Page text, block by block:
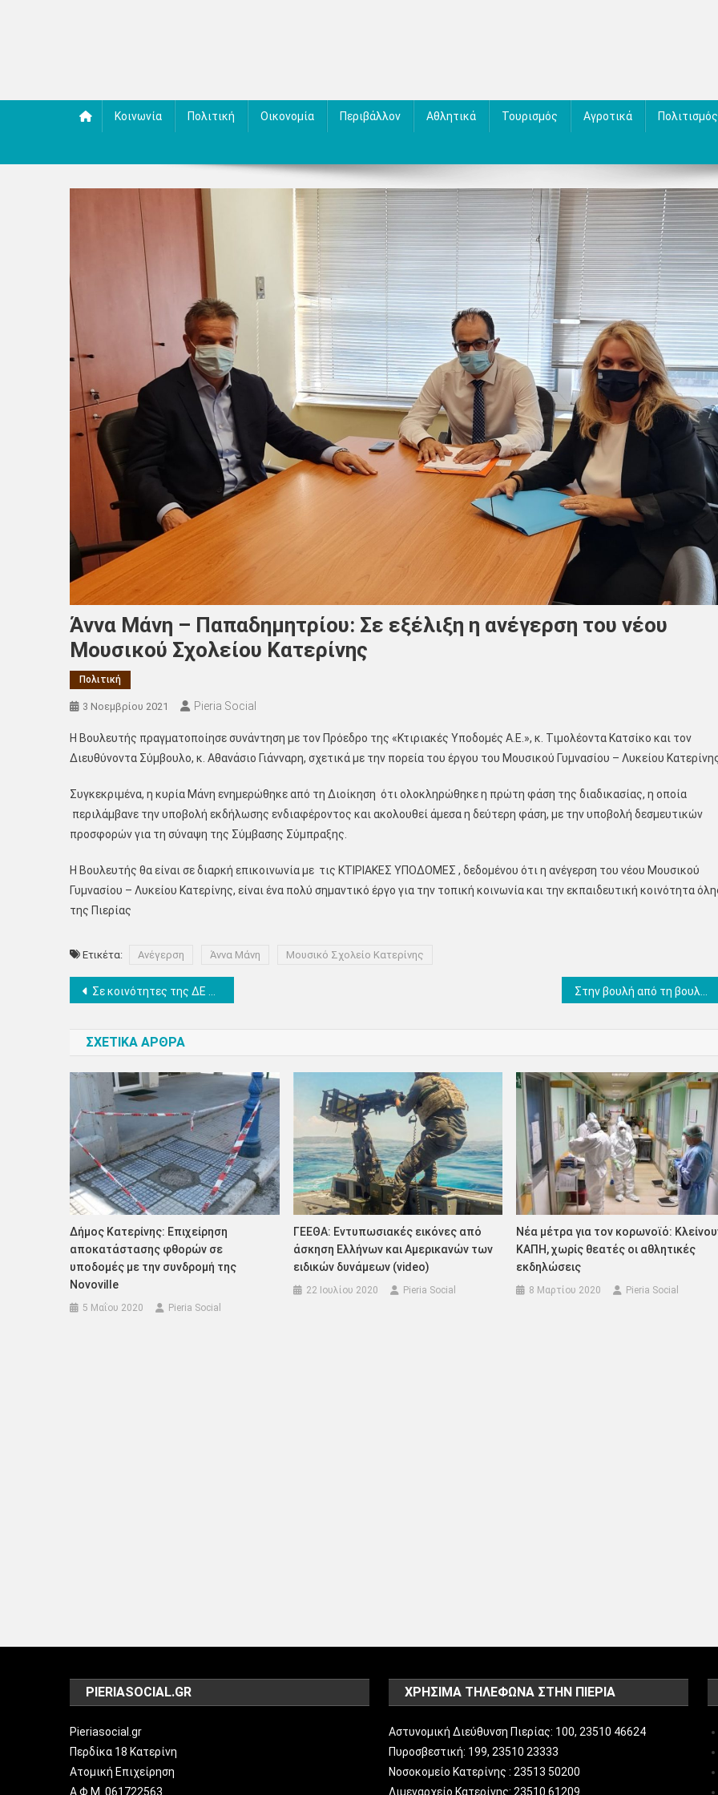
Κοινωνία Πολιτική Οικονομία Περιβάλλον Αθλητικά Τουρισμός Αγροτικά Πολιτισμός
Άννα Μάνη – Παπαδημητρίου: Σε εξέλιξη η ανέγερση του νέου
Μουσικού Σχολείου Κατερίνης
Πολιτική
3 Νοεμβρίου 2021 Pieria Social
Η Βουλευτής πραγματοποίησε συνάντηση με τον Πρόεδρο της «Κτιριακές Υποδομές Α.Ε.», κ. Τιμολέοντα Κατσίκο και τον
Διευθύνοντα Σύμβουλο, κ. Αθανάσιο Γιάνναρη, σχετικά με την πορεία του έργου του Μουσικού Γυμνασίου – Λυκείου
Συγκεκριμένα, η κυρία Μάνη ενημερώθηκε από τη Διοίκηση ότι ολοκληρώθηκε η πρώτη φάση της διαδικασίας, η οποία
περιλάμβανε την υποβολή εκδήλωσης ενδιαφέροντος και ακολουθεί άμεσα η δεύτερη φάση, με την υποβολή δεσμευτικών
προσφορών για τη σύναψη της Σύμβασης Σύμπραξης.
Η Βουλευτής θα είναι σε διαρκή επικοινωνία με τις ΚΤΙΡΙΑΚΕΣ ΥΠΟΔΟΜΕΣ , δεδομένου ότι η ανέγερση του νέου Μουσικού
Γυμνασίου – Λυκείου Κατερίνης, είναι ένα πολύ σημαντικό έργο για την τοπική κοινωνία και την εκπαιδευτική κοινότητα
της Πιερίας
Ετικέτα: Ανέγερση Άννα Μάνη Μουσικό Σχολείο Κατερίνης
Πλοήγηση
Σε κοινότητες της ΔΕ Δίου συνεχίστηκαν σήμερα οι εμβολιασμοί κατά του κορωνοϊού Στην βουλή από τη βουλεύτρια Ε. Σκούφα τα τεράστια προβλήματα του ΕΚΑΒ στην Πιερία
ΣΧΕΤΙΚΑ ΑΡΘΡΑ
Δήμος Κατερίνης: Επιχείρηση
αποκατάστασης φθορών σε
υποδομές με την συνδρομή της
Νovoville
5 Μαΐου 2020 Pieria Social
ΓΕΕΘΑ: Εντυπωσιακές εικόνες από
άσκηση Ελλήνων και Αμερικανών των
ειδικών δυνάμεων (video)
22 Ιουλίου 2020 Pieria Social
Νέα μέτρα για τον κορωνοϊό:
ΚΑΠΗ, χωρίς θεατές οι αθλητικές
εκδηλώσεις
8 Μαρτίου 2020 Pieria Social
PIERIASOCIAL.GR
Pieriasocial.gr
Περδίκα 18 Κατερίνη
Ατομική Επιχείρηση
Α.Φ.Μ. 061722563
ΧΡΗΣΙΜΑ ΤΗΛΕΦΩΝΑ ΣΤΗΝ ΠΙΕΡΙΑ
Αστυνομική Διεύθυνση Πιερίας: 100, 23510 46624
Πυροσβεστική: 199, 23510 23333
Νοσοκομείο Κατερίνης : 23513 50200
Λιμεναρχείο Κατερίνης: 23510 61209